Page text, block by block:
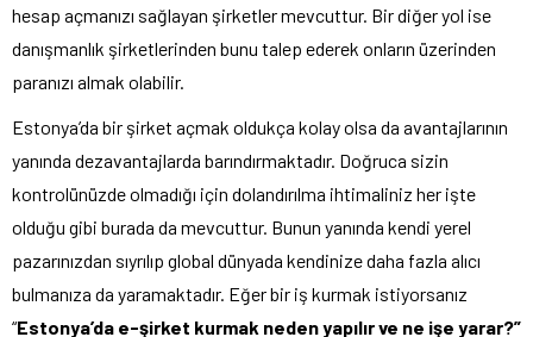
hesap açmanızı sağlayan şirketler mevcuttur. Bir diğer yol ise
danışmanlık şirketlerinden bunu talep ederek onların üzerinden
paranızı almak olabilir.
Estonya’da bir şirket açmak oldukça kolay olsa da avantajlarının
yanında dezavantajlarda barındırmaktadır. Doğruca sizin
kontrolünüzde olmadığı için dolandırılma ihtimaliniz her işte
olduğu gibi burada da mevcuttur. Bunun yanında kendi yerel
pazarınızdan sıyrılıp global dünyada kendinize daha fazla alıcı
bulmanıza da yaramaktadır. Eğer bir iş kurmak istiyorsanız
“Estonya’da e-şirket kurmak neden yapılır ve ne işe yarar?”